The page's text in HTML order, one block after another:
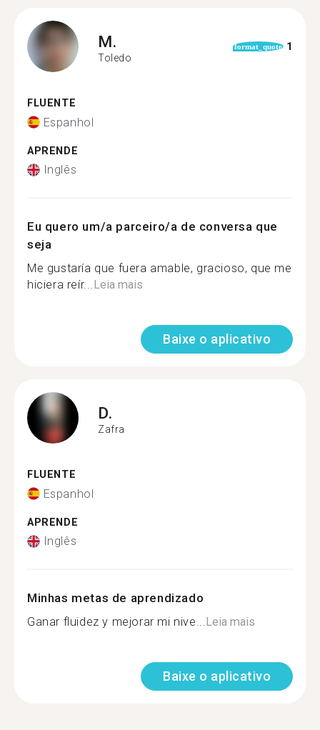
M.
Toledo
format_quote 1
FLUENTE
Espanhol
APRENDE
Inglês
Eu quero um/a parceiro/a de conversa que
seja
Me gustaría que fuera amable, gracioso, que me
hiciera reír...Leia mais
Baixe o aplicativo
D.
Zafra
FLUENTE
Espanhol
APRENDE
Inglês
Minhas metas de aprendizado
Ganar fluidez y mejorar mi nive...Leia mais
Baixe o aplicativo